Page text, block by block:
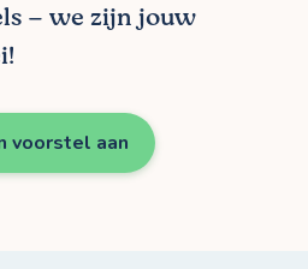
– we zijn jouw
voorstel aan